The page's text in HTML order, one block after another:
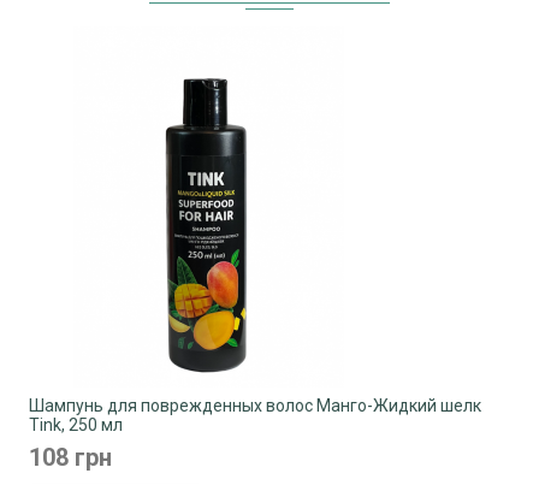
Шампунь для поврежденных волос Манго-Жидкий шелк
Tink, 250 мл
108 грн